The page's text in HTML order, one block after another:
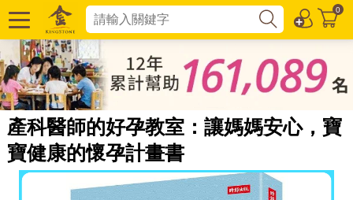
0
產科醫師的好孕教室：讓媽媽安心，寶
寶健康的懷孕計畫書